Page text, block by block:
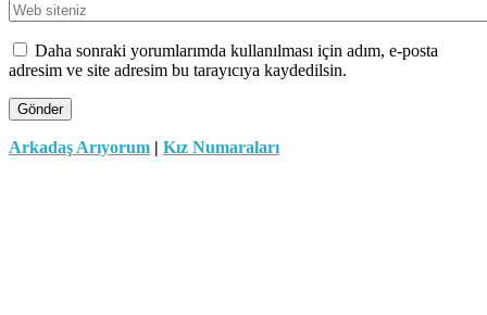
Daha sonraki yorumlarımda kullanılması için adım, e-posta
adresim ve site adresim bu tarayıcıya kaydedilsin.
Arkadaş Arıyorum | Kız Numaraları